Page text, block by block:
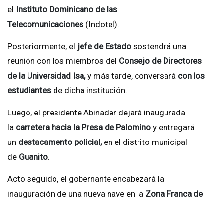
el Instituto Dominicano de las
Telecomunicaciones (Indotel).
Posteriormente, el jefe de Estado sostendrá una
reunión con los miembros del Consejo de Directores
de la Universidad Isa,y más tarde, conversará con los
estudiantes de dicha institución.
Luego, el presidente Abinader dejará inaugurada
la carretera hacia la Presa de Palomino y entregará
un destacamento policial,en el distrito municipal
de Guanito.
Acto seguido, el gobernante encabezará la
inauguración de una nueva nave en la Zona Franca de